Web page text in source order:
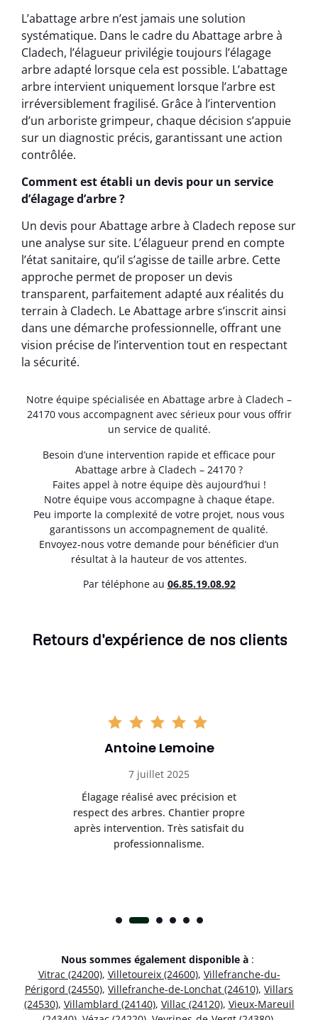
L’abattage arbre n’est jamais une solution
systématique. Dans le cadre du Abattage arbre à
Cladech, l’élagueur privilégie toujours l’élagage
arbre adapté lorsque cela est possible. L’abattage
arbre intervient uniquement lorsque l’arbre est
irréversiblement fragilisé. Grâce à l’intervention
d’un arboriste grimpeur, chaque décision s’appuie
sur un diagnostic précis, garantissant une action
contrôlée.
Comment est établi un devis pour un service
d’élagage d’arbre ?
Un devis pour Abattage arbre à Cladech repose sur
une analyse sur site. L’élagueur prend en compte
l’état sanitaire, qu’il s’agisse de taille arbre. Cette
approche permet de proposer un devis
transparent, parfaitement adapté aux réalités du
terrain à Cladech. Le Abattage arbre s’inscrit ainsi
dans une démarche professionnelle, offrant une
vision précise de l’intervention tout en respectant
la sécurité.
Notre équipe spécialisée en Abattage arbre à Cladech –
24170 vous accompagnent avec sérieux pour vous offrir
un service de qualité.
Besoin d’une intervention rapide et efficace pour
Abattage arbre à Cladech – 24170 ?
Faites appel à notre équipe dès aujourd’hui !
Notre équipe vous accompagne à chaque étape.
Peu importe la complexité de votre projet, nous vous
garantissons un accompagnement de qualité.
Envoyez-nous votre demande pour bénéficier d’un
résultat à la hauteur de vos attentes.
Par téléphone au 06.85.19.08.92
Retours d'expérience de nos clients
Antoine Lemoine
7 juillet 2025
Élagage réalisé avec précision et
respect des arbres. Chantier propre
après intervention. Très satisfait du
professionnalisme.
Nous sommes également disponible à :
Vitrac (24200), Villetoureix (24600), Villefranche-du-
Périgord (24550), Villefranche-de-Lonchat (24610), Villars
(24530), Villamblard (24140), Villac (24120), Vieux-Mareuil